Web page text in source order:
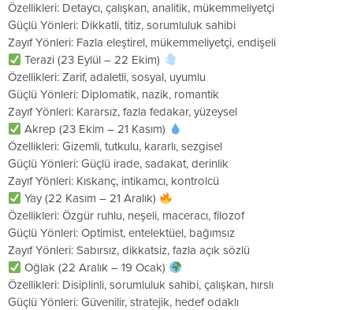
Özellikleri: Detaycı, çalışkan, analitik, mükemmeliyetçi
Güçlü Yönleri: Dikkatli, titiz, sorumluluk sahibi
Zayıf Yönleri: Fazla eleştirel, mükemmeliyetçi, endişeli
Terazi (23 Eylül – 22 Ekim)
Özellikleri: Zarif, adaletli, sosyal, uyumlu
Güçlü Yönleri: Diplomatik, nazik, romantik
Zayıf Yönleri: Kararsız, fazla fedakar, yüzeysel
Akrep (23 Ekim – 21 Kasım)
Özellikleri: Gizemli, tutkulu, kararlı, sezgisel
Güçlü Yönleri: Güçlü irade, sadakat, derinlik
Zayıf Yönleri: Kıskanç, intikamcı, kontrolcü
Yay (22 Kasım – 21 Aralık)
Özellikleri: Özgür ruhlu, neşeli, maceracı, filozof
Güçlü Yönleri: Optimist, entelektüel, bağımsız
Zayıf Yönleri: Sabırsız, dikkatsiz, fazla açık sözlü
Oğlak (22 Aralık – 19 Ocak)
Özellikleri: Disiplinli, sorumluluk sahibi, çalışkan, hırslı
Güçlü Yönleri: Güvenilir, stratejik, hedef odaklı